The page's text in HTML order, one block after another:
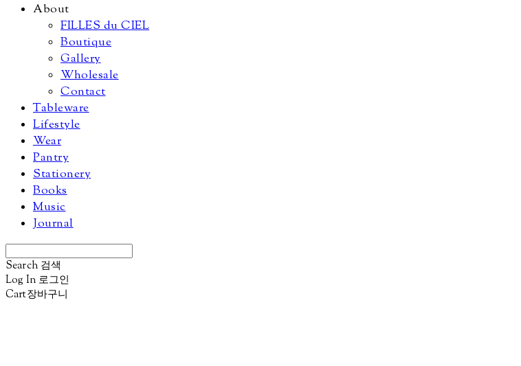
About
FILLES du CIEL
Boutique
Gallery
Wholesale
Contact
Tableware
Lifestyle
Wear
Pantry
Stationery
Books
Music
Journal
Search 검색
Log In 로그인
Cart장바구니